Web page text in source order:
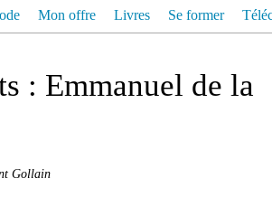
Mon offre Livres Se former
: Emmanuel de la
Gollain